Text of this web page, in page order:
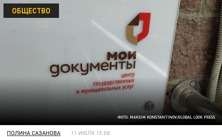
ФОТО: MAKSIM KONSTANTINOV/GLOBAL LOOK PRESS
ОБЩЕСТВО
ПОЛИНА САЗАНОВА 11 ИЮЛЯ 15:08